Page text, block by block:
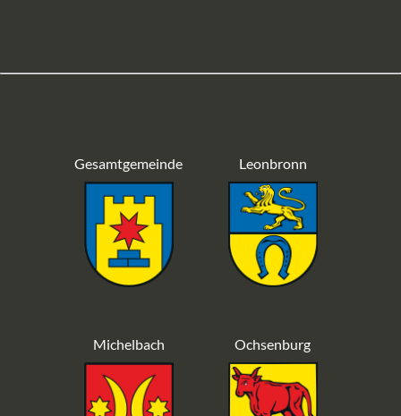
Gesamtgemeinde Leonbronn
Michelbach Ochsenburg